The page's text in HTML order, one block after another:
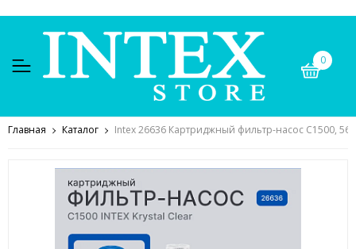
0
Главная Каталог Intex 26636 Картриджный фильтр-насос C1500,